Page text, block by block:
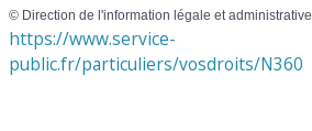
© Direction de l'information légale et administrative
https://www.service-
public.fr/particuliers/vosdroits/N360